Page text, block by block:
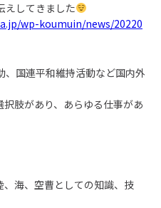
えしてきました
wp-koumuin/news/20220
、国連平和維持活動など国内外
肢があり、あらゆる仕事があ
海、空曹としての知識、技